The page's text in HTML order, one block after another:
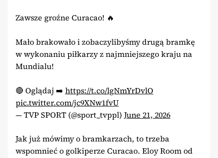
Zawsze groźne Curacao! 🔥
Mało brakowało i zobaczylibyśmy drugą bramkę
w wykonaniu piłkarzy z najmniejszego kraju na
Mundialu!
🔴 Oglądaj ➡️ https://t.co/lgNmYrDvlO
pic.twitter.com/jc9XNw1fvU
— TVP SPORT (@sport_tvppl) June 21, 2026
Jak już mówimy o bramkarzach, to trzeba
wspomnieć o golkiperze Curacao. Eloy Room od